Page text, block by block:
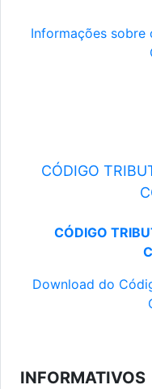
Informações
CÓDIGO
CÓDIGO
Download do
INFORMATIVOS